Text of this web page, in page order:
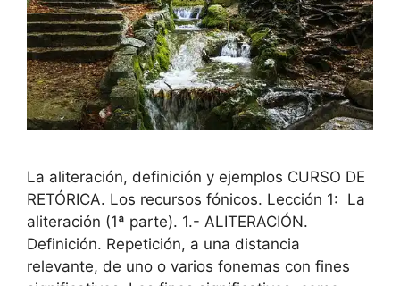
La aliteración, definición y ejemplos CURSO DE
RETÓRICA. Los recursos fónicos. Lección 1: La
aliteración (1ª parte). 1.- ALITERACIÓN.
Definición. Repetición, a una distancia
relevante, de uno o varios fonemas con fines